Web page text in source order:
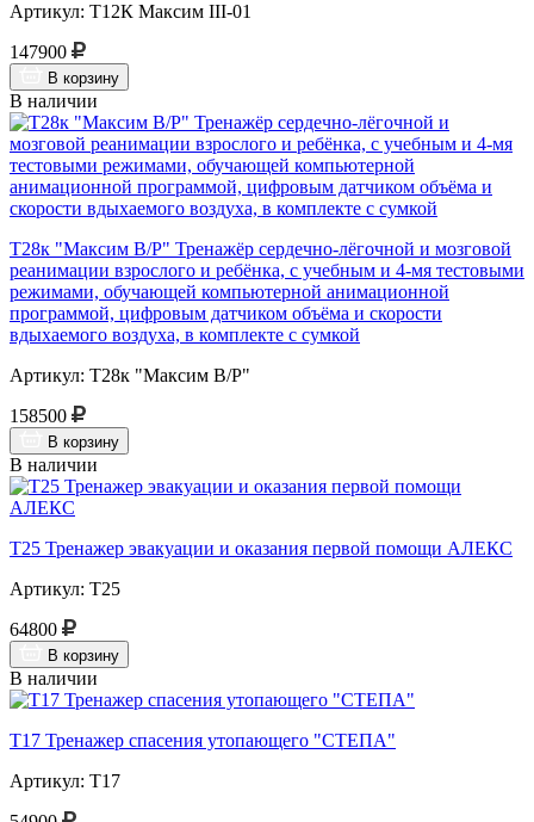
Артикул: Т12К Максим III-01
147900
В корзину
В наличии
Т28к "Максим В/Р" Тренажёр сердечно-лёгочной и мозговой
реанимации взрослого и ребёнка, с учебным и 4-мя тестовыми
режимами, обучающей компьютерной анимационной
программой, цифровым датчиком объёма и скорости
вдыхаемого воздуха, в комплекте с сумкой
Артикул: Т28к "Максим В/Р"
158500
В корзину
В наличии
Т25 Тренажер эвакуации и оказания первой помощи АЛЕКС
Артикул: Т25
64800
В корзину
В наличии
Т17 Тренажер спасения утопающего "СТЕПА"
Артикул: Т17